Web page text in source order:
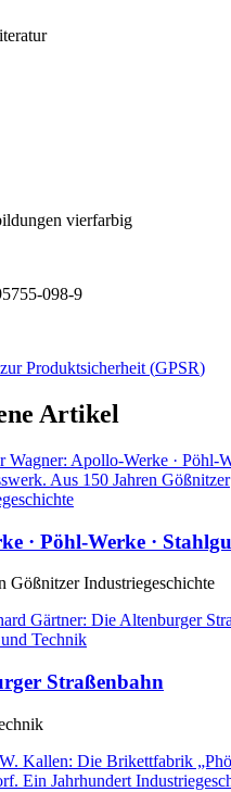
vierfarbig
098-9
Produktsicherheit (GPSR)
Artikel
· Pöhl-Werke ·
Gößnitzer Industriegeschichte
Straßenbahn